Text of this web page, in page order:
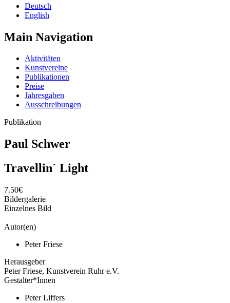
Deutsch
English
Main Navigation
Aktivitäten
Kunstvereine
Publikationen
Preise
Jahresgaben
Ausschreibungen
Publikation
Paul Schwer
Travellin´ Light
7.50€
Bildergalerie
Einzelnes Bild
Autor(en)
Peter Friese
Herausgeber
Peter Friese, Kunstverein Ruhr e.V.
Gestalter*Innen
Peter Liffers